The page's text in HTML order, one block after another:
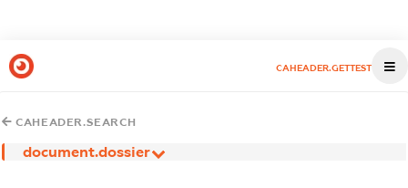
CAHEADER.GETTEST
CAHEADER.SEARCH
document.dossier